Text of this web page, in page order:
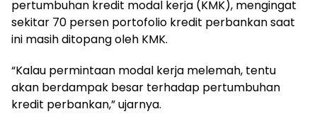
pertumbuhan kredit modal kerja (KMK), mengingat
sekitar 70 persen portofolio kredit perbankan saat
ini masih ditopang oleh KMK.
“Kalau permintaan modal kerja melemah, tentu
akan berdampak besar terhadap pertumbuhan
kredit perbankan,” ujarnya.